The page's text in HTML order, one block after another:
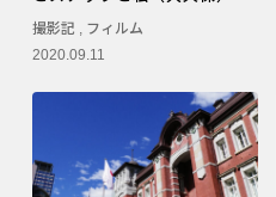
PENTAX K-1 Mark II
撮影記 , フィルム
2020.09.11